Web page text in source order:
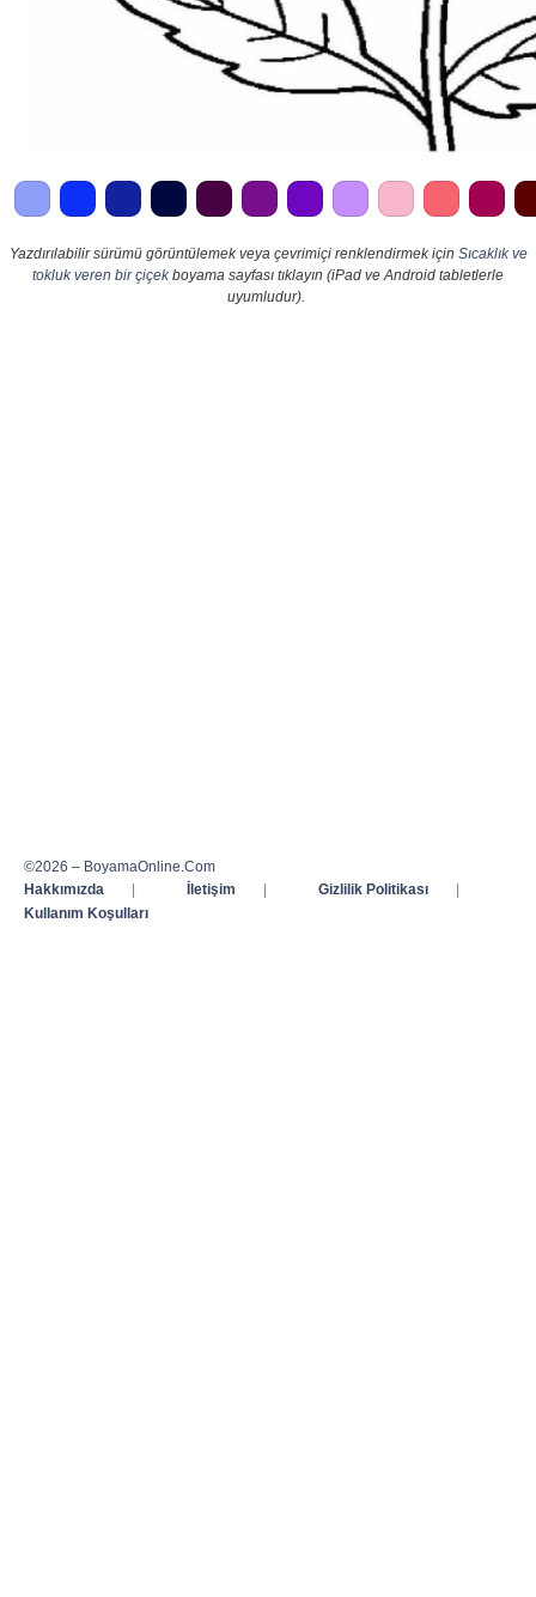
Yazdırılabilir sürümü görüntülemek veya çevrimiçi renklendirmek için Sıcaklık ve
tokluk veren bir çiçekboyama sayfası tıklayın (iPad ve Android tabletlerle
uyumludur).
©2026 – BoyamaOnline.Com
Hakkımızda
| İletişim | Gizlilik Politikası
|
Kullanım Koşulları